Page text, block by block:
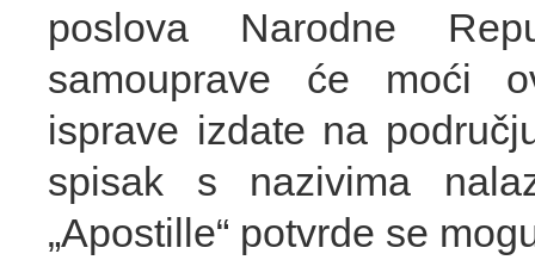
poslova Narodne
samouprave će moći
isprave izdate na
spisak s nazivima
„Apostille“ potvrde se